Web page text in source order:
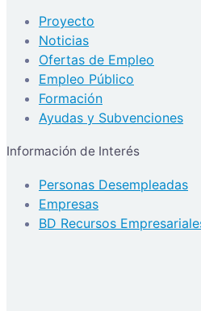
Proyecto
Noticias
Ofertas de Empleo
Empleo Público
Formación
Ayudas y Subvenciones
Información de Interés
Personas Desempleadas
Empresas
BD Recursos